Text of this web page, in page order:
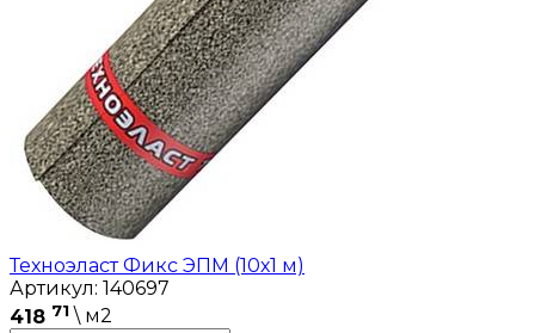
Техноэласт Фикс ЭПМ (10х1 м)
Артикул: 140697
418 71 \ м2